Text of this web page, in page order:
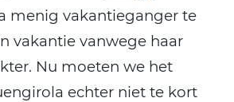
menig vakantieganger te
vakantie vanwege haar
Nu moeten we het
echter niet te kort